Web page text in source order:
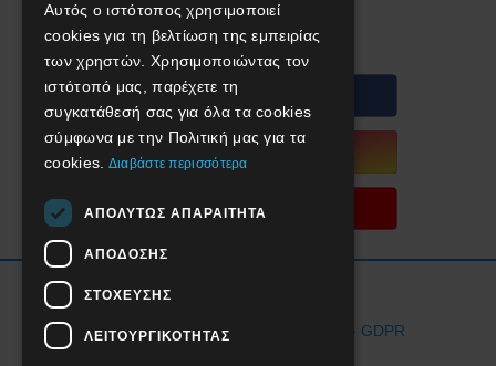
We are social!
Προστασία Προσωπικών Δεδομένων - GDPR
Αυτός ο ιστότοπος χρησιμοποιεί
cookies για τη βελτίωση της εμπειρίας
των χρηστών. Χρησιμοποιώντας τον
ιστότοπό μας, παρέχετε τη
συγκατάθεσή σας για όλα τα cookies
σύμφωνα με την Πολιτική μας για τα
cookies. Διαβάστε περισσότερα
ΑΠΟΛΎΤΩΣ ΑΠΑΡΑΊΤΗΤΑ
ΑΠΌΔΟΣΗΣ
ΣΤΌΧΕΥΣΗΣ
ΛΕΙΤΟΥΡΓΙΚΌΤΗΤΑΣ